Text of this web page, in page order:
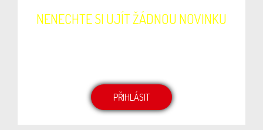
NENECHTE SI UJÍT ŽÁDNOU NOVINKU
PŘIHLÁSIT